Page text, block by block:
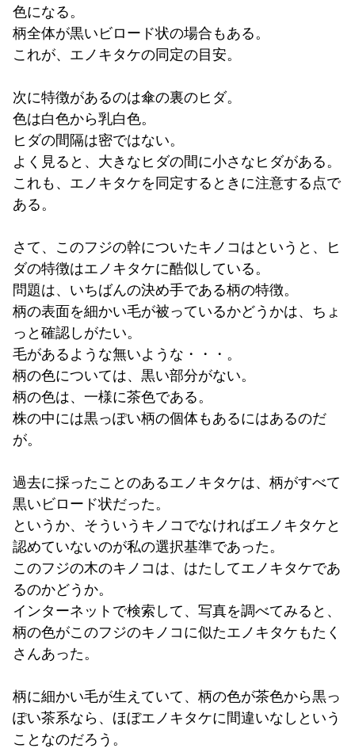
色になる。
柄全体が黒いビロード状の場合もある。
これが、エノキタケの同定の目安。
次に特徴があるのは傘の裏のヒダ。
色は白色から乳白色。
ヒダの間隔は密ではない。
よく見ると、大きなヒダの間に小さなヒダがある。
これも、エノキタケを同定するときに注意する点で
ある。
さて、このフジの幹についたキノコはというと、ヒ
ダの特徴はエノキタケに酷似している。
問題は、いちばんの決め手である柄の特徴。
柄の表面を細かい毛が被っているかどうかは、ちょ
っと確認しがたい。
毛があるような無いような・・・。
柄の色については、黒い部分がない。
柄の色は、一様に茶色である。
株の中には黒っぽい柄の個体もあるにはあるのだ
が。
過去に採ったことのあるエノキタケは、柄がすべて
黒いビロード状だった。
というか、そういうキノコでなければエノキタケと
認めていないのが私の選択基準であった。
このフジの木のキノコは、はたしてエノキタケであ
るのかどうか。
インターネットで検索して、写真を調べてみると、
柄の色がこのフジのキノコに似たエノキタケもたく
さんあった。
柄に細かい毛が生えていて、柄の色が茶色から黒っ
ぽい茶系なら、ほぼエノキタケに間違いなしという
ことなのだろう。